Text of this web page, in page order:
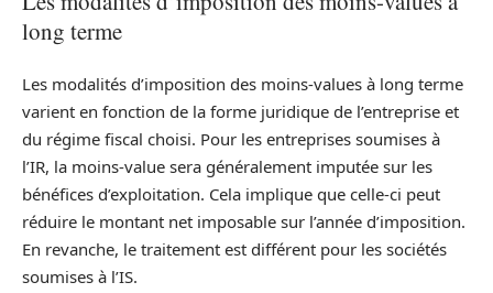
long terme
Les modalités d’imposition des moins-values à long terme
varient en fonction de la forme juridique de l’entreprise et
du régime fiscal choisi. Pour les entreprises soumises à
l’IR, la moins-value sera généralement imputée sur les
bénéfices d’exploitation. Cela implique que celle-ci peut
réduire le montant net imposable sur l’année d’imposition.
En revanche, le traitement est différent pour les sociétés
soumises à l’IS.